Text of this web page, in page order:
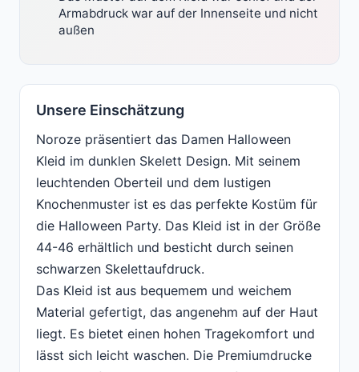
Armabdruck war auf der Innenseite und nicht
außen
Unsere Einschätzung
Noroze präsentiert das Damen Halloween
Kleid im dunklen Skelett Design. Mit seinem
leuchtenden Oberteil und dem lustigen
Knochenmuster ist es das perfekte Kostüm für
die Halloween Party. Das Kleid ist in der Größe
44-46 erhältlich und besticht durch seinen
schwarzen Skelettaufdruck.
Das Kleid ist aus bequemem und weichem
Material gefertigt, das angenehm auf der Haut
liegt. Es bietet einen hohen Tragekomfort und
lässt sich leicht waschen. Die Premiumdrucke